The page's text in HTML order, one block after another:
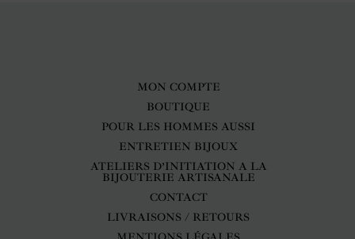
MON COMPTE
BOUTIQUE
POUR LES HOMMES AUSSI
ENTRETIEN BIJOUX
ATELIERS D’INITIATION A LA
BIJOUTERIE ARTISANALE
CONTACT
LIVRAISONS / RETOURS